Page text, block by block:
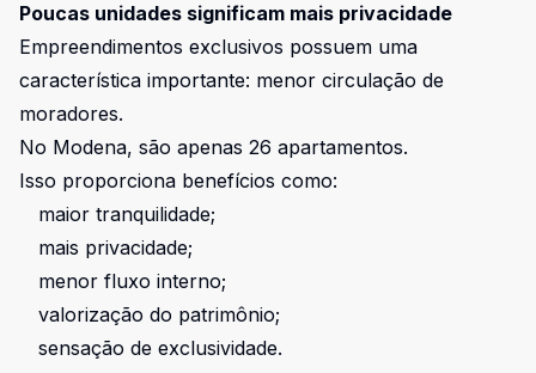
Poucas unidades significam mais privacidade
Empreendimentos exclusivos possuem uma
característica importante: menor circulação de
moradores.
No Modena, são apenas 26 apartamentos.
Isso proporciona benefícios como:
maior tranquilidade;
mais privacidade;
menor fluxo interno;
valorização do patrimônio;
sensação de exclusividade.